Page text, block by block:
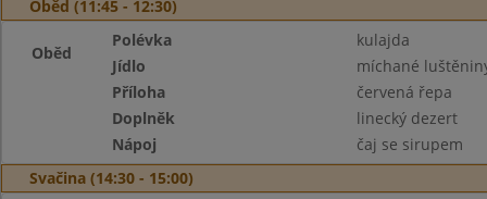
Oběd (11:45 - 12:30)
Oběd
Polévka
kulajda
Jídlo
míchané
Příloha
červená řepa
Doplněk
linecký dezert
Nápoj
čaj se sirupem
Svačina (14:30 - 15:00)